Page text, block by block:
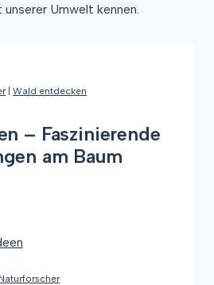
Umwelt kennen.
| Wald entdecken
– Faszinierende
am Baum